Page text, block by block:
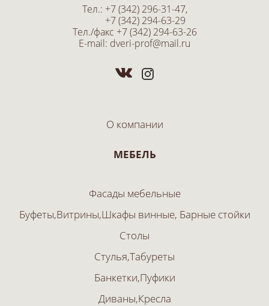
Тел.: +7 (342) 296-31-47,
+7 (342) 294-63-29
Тел./факс +7 (342) 294-63-26
E-mail: dveri-prof@mail.ru
О компании
МЕБЕЛЬ
Фасады мебельные
Буфеты,Витрины,Шкафы винные, Барные стойки
Столы
Стулья,Табуреты
Банкетки,Пуфики
Диваны,Кресла